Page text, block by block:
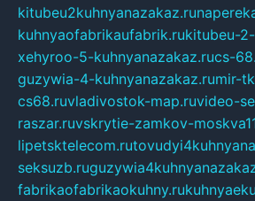
kitubeu2kuhnyanazakaz.ru
kuhnyaofabrikaufabrik.rukitubeu-
xehyroo-5-kuhnyanazakaz.rucs-
guzywia-4-kuhnyanazakaz.rumir-
cs68.ruvladivostok-map.ruvideo-
raszar.ruvskrytie-zamkov-
lipetsktelecom.ru
seksuzb.ru
fabrikaofabrikaokuhny.ru